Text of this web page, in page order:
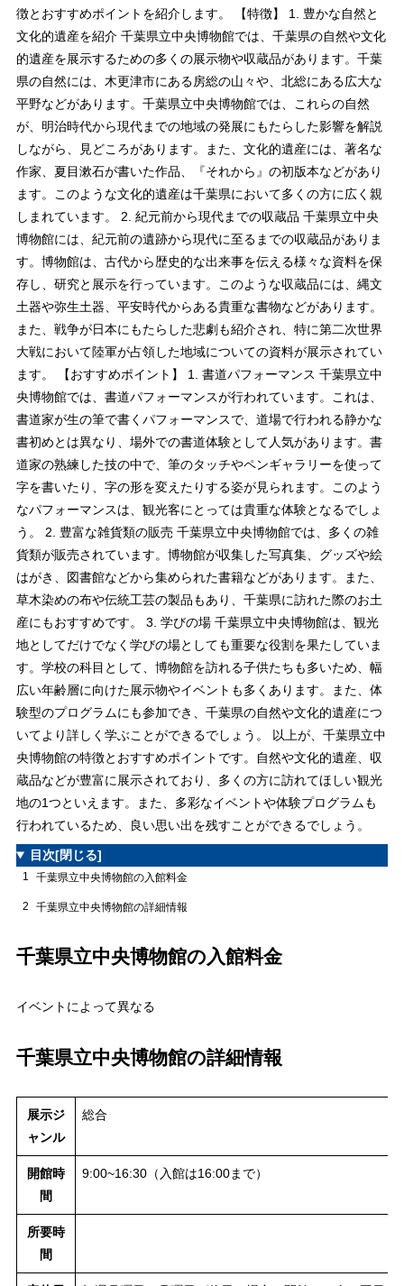
徴とおすすめポイントを紹介します。 【特徴】 1. 豊かな自然と
文化的遺産を紹介 千葉県立中央博物館では、千葉県の自然や文化
的遺産を展示するための多くの展示物や収蔵品があります。千葉
県の自然には、木更津市にある房総の山々や、北総にある広大な
平野などがあります。千葉県立中央博物館では、これらの自然
が、明治時代から現代までの地域の発展にもたらした影響を解説
しながら、見どころがあります。また、文化的遺産には、著名な
作家、夏目漱石が書いた作品、『それから』の初版本などがあり
ます。このような文化的遺産は千葉県において多くの方に広く親
しまれています。 2. 紀元前から現代までの収蔵品 千葉県立中央
博物館には、紀元前の遺跡から現代に至るまでの収蔵品がありま
す。博物館は、古代から歴史的な出来事を伝える様々な資料を保
存し、研究と展示を行っています。このような収蔵品には、縄文
土器や弥生土器、平安時代からある貴重な書物などがあります。
また、戦争が日本にもたらした悲劇も紹介され、特に第二次世界
大戦において陸軍が占領した地域についての資料が展示されてい
ます。 【おすすめポイント】 1. 書道パフォーマンス 千葉県立中
央博物館では、書道パフォーマンスが行われています。これは、
書道家が生の筆で書くパフォーマンスで、道場で行われる静かな
書初めとは異なり、場外での書道体験として人気があります。書
道家の熟練した技の中で、筆のタッチやペンギャラリーを使って
字を書いたり、字の形を変えたりする姿が見られます。このよう
なパフォーマンスは、観光客にとっては貴重な体験となるでしょ
う。 2. 豊富な雑貨類の販売 千葉県立中央博物館では、多くの雑
貨類が販売されています。博物館が収集した写真集、グッズや絵
はがき、図書館などから集められた書籍などがあります。また、
草木染めの布や伝統工芸の製品もあり、千葉県に訪れた際のお土
産にもおすすめです。 3. 学びの場 千葉県立中央博物館は、観光
地としてだけでなく学びの場としても重要な役割を果たしていま
す。学校の科目として、博物館を訪れる子供たちも多いため、幅
広い年齢層に向けた展示物やイベントも多くあります。また、体
験型のプログラムにも参加でき、千葉県の自然や文化的遺産につ
いてより詳しく学ぶことができるでしょう。 以上が、千葉県立中
央博物館の特徴とおすすめポイントです。自然や文化的遺産、収
蔵品などが豊富に展示されており、多くの方に訪れてほしい観光
地の1つといえます。また、多彩なイベントや体験プログラムも
行われているため、良い思い出を残すことができるでしょう。
目次[閉じる]
1 千葉県立中央博物館の入館料金
2 千葉県立中央博物館の詳細情報
千葉県立中央博物館の入館料金
イベントによって異なる
千葉県立中央博物館の詳細情報
展示ジ
ャンル
総合
開館時
間
9:00~16:30（入館は16:00まで）
所要時
間